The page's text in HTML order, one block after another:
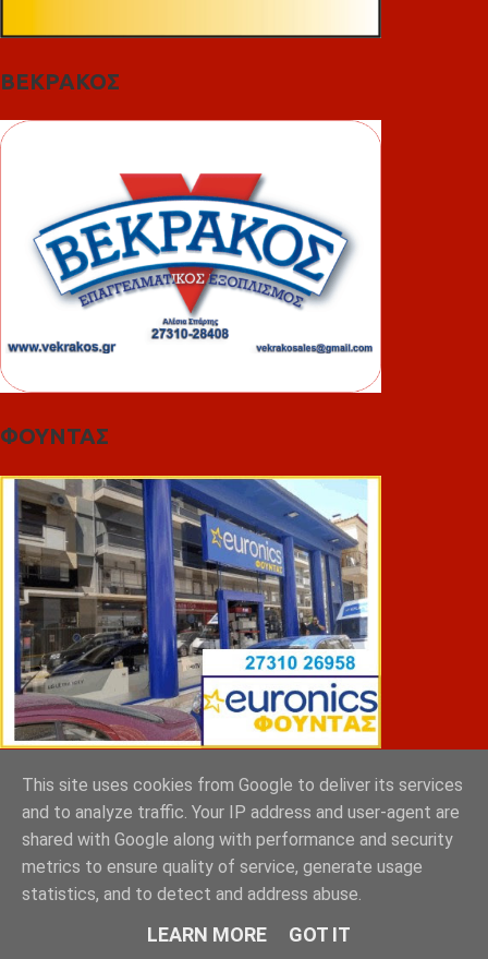
ΒΕΚΡΑΚΟΣ
ΦΟΥΝΤΑΣ
ΣΠΥΡΑΚΗΣ ΠΑΝΑΓΙΩΤΗΣ & YIOI ΣΠΑΡΤΗ
This site uses cookies from Google to deliver its services
and to analyze traffic. Your IP address and user-agent are
shared with Google along with performance and security
metrics to ensure quality of service, generate usage
statistics, and to detect and address abuse.
LEARN MORE GOT IT